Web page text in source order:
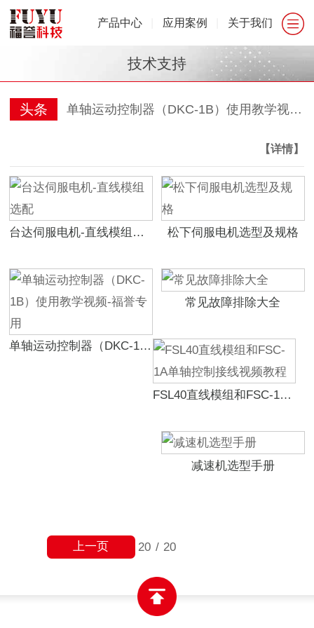
产品中心 应用案例 关于我们
技术支持
头条 单轴运动控制器（DKC-1B）使用教学视频-福誉专用
【详情】
台达伺服电机-直线模组选配 松下伺服电机选型及规格
单轴运动控制器（DKC-1B）使用教学视频-福誉专用
常见故障排除大全
FSL40直线模组和FSC-1A单轴控制接线视频教程
减速机选型手册
20 / 20
上一页